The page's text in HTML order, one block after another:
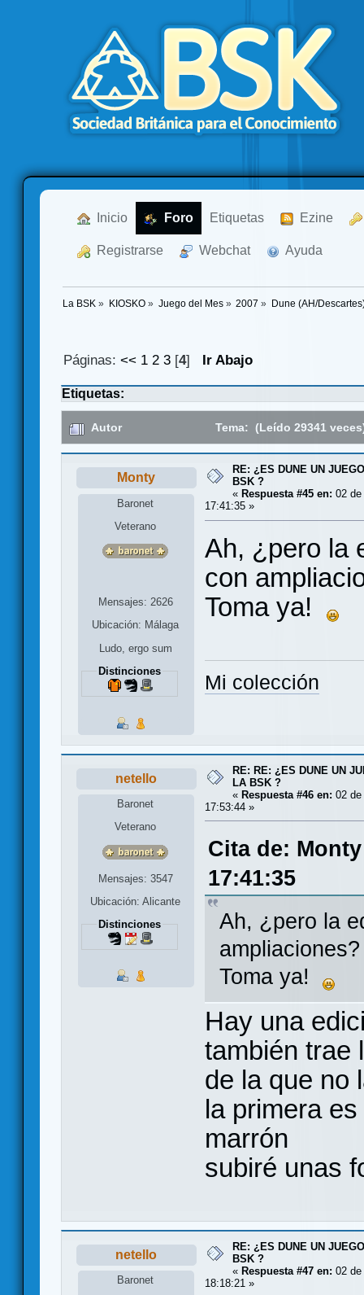
Inicio Foro Etiquetas Ezine
Registrarse Webchat Ayuda
La BSK » KIOSKO» Juego del Mes» 2007 » Dune (AH/
Páginas:<< 1 2 3 [4] Ir Abajo
Etiquetas:
Autor Tema: (Leído 29341
Monty
Baronet
Veterano
Mensajes: 2626
Ubicación: Málaga
Ludo, ergo sum
Distinciones
RE: ¿ES DUNE UN
BSK ?
« Respuesta #45 en: 02
17:41:35 »
Ah, ¿pero la
con
Toma ya!
Mi colección
netello
Baronet
Veterano
Mensajes: 3547
Ubicación: Alicante
Distinciones
RE: RE: ¿ES DUNE UN
LA BSK ?
« Respuesta #46 en: 02
17:53:44 »
Cita de:
17:41:35
Ah, ¿pero la
Toma ya!
Hay una
también trae
de la que no
la primera
marrón
subiré unas
netello
Baronet
RE: ¿ES DUNE UN
BSK ?
« Respuesta #47 en: 02
18:18:21 »